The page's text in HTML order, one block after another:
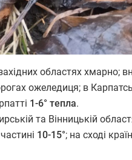
областях хмарно;
ожеледиця; в
1-6° тепла.
та Вінницькій
10-15°; на сході